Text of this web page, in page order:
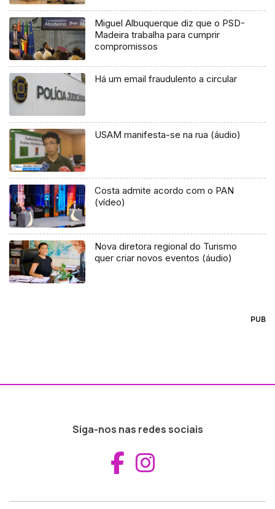
Miguel Albuquerque diz que o PSD-
Madeira trabalha para cumprir
compromissos
Há um email fraudulento a circular
USAM manifesta-se na rua (áudio)
Costa admite acordo com o PAN
(vídeo)
Nova diretora regional do Turismo
quer criar novos eventos (áudio)
PUB
Siga-nos nas redes sociais
Aceder ao